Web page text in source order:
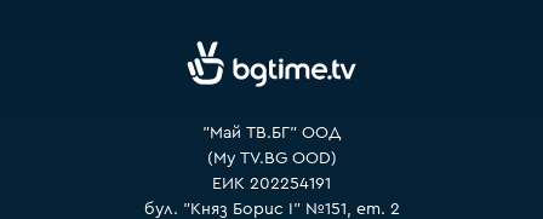
"Май ТВ.БГ" ООД
(My TV.BG OOD)
ЕИК 202254191
бул. "Княз Борис I" №151, ет. 2